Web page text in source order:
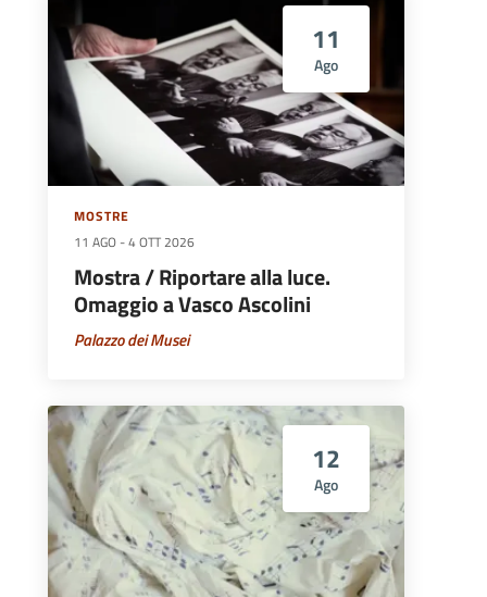
11
Ago
MOSTRE
11 AGO -4 OTT 2026
Mostra / Riportare alla luce.
Omaggio a Vasco Ascolini
Palazzo dei Musei
12
Ago